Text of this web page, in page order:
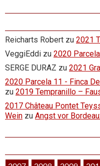
Reicharts Robert zu 2021
VeggiEddi zu 2020
SERGE DURAZ zu 2021
2020 Parcela 11 - Finca
zu 2019 Tempranillo –
2017 Château Pontet
Wein zu Angst vor